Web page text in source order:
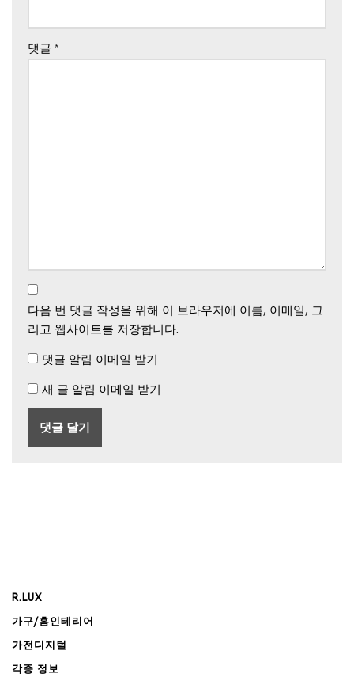
댓글 *
다음 번 댓글 작성을 위해 이 브라우저에 이름, 이메일, 그
리고 웹사이트를 저장합니다.
댓글 알림 이메일 받기
새 글 알림 이메일 받기
R.LUX
가구/홈인테리어
가전디지털
각종 정보